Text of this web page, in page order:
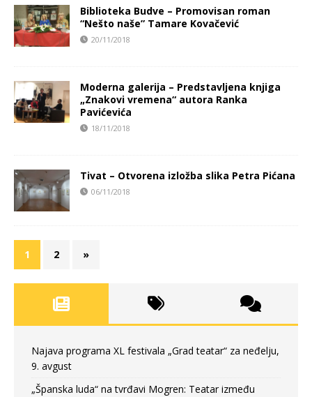
Biblioteka Budve – Promovisan roman
“Nešto naše” Tamare Kovačević
20/11/2018
Moderna galerija – Predstavljena knjiga
„Znakovi vremena“ autora Ranka
Pavićevića
18/11/2018
Tivat – Otvorena izložba slika Petra Pićana
06/11/2018
1 2 »
Najava programa XL festivala „Grad teatar“ za neđelju,
9. avgust
„Španska luda“ na tvrđavi Mogren: Teatar između